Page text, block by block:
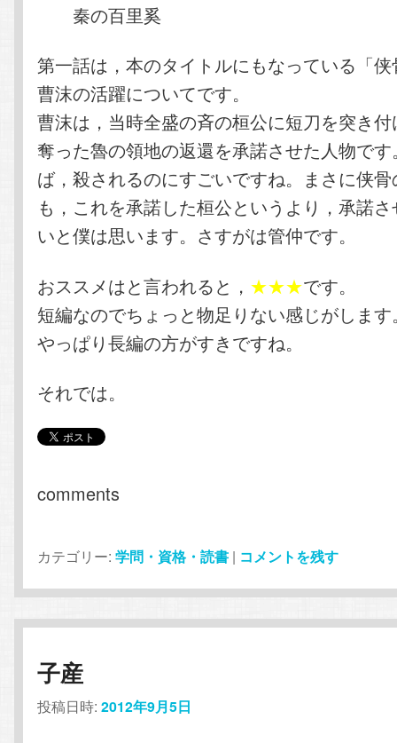
秦の百里奚
第一話は，本のタイトルにもなっている「
曹沫の活躍についてです。
曹沫は，当時全盛の斉の桓公に短刀を突き
奪った魯の領地の返還を承諾させた人物で
ば，殺されるのにすごいですね。まさに侠
も，これを承諾した桓公というより，承諾
いと僕は思います。さすがは管仲です。
おススメはと言われると， ★★★です。
短編なのでちょっと物足りない感じがします
やっぱり長編の方がすきですね。
それでは。
comments
カテゴリー: 学問・資格・読書 | コメントを残す
子産
投稿日時:2012年9月5日